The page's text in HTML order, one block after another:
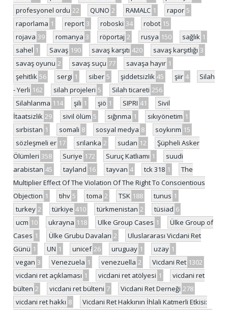
profesyonel ordu 22 QUNO 2 RAMALC 1 rapor 5
raporlama 1 report 3 roboski 34 robot 15
rojava 39 romanya 3 röportaj 2 rusya 150 sağlık 1
sahel 1 Savaş 190 savaş karşıtı 420 savaş karşıtlığı 3
savaş oyunu 2 savaş suçu 77 savaşa hayır 1
şehitlik 56 sergi 1 siber 5 şiddetsizlik 45 şiir 4
Silah
- Yerli 162 silah projeleri 5 Silah ticareti 256
Silahlanma 114 şili 1 şiö 1 SIPRI 41
Sivil
İtaatsizlik 29 sivil ölüm 5 sığınma 1 sıkıyönetim 1
sırbistan 1 somali 8 sosyal medya 8 soykırım 15
sözleşmeli er 17 srilanka 2 sudan 12
Şüpheli Asker
Ölümleri 358 Suriye 172 Suruç Katliamı 1
suudi
arabistan 45 tayland 16 tayvan 4 tck 318 1
The
Multiplier Effect Of The Violation Of The Right To Conscientious
Objection 1 tihv 5 toma 2 TSK 188 tunus 1
turkey 2 türkiye 410 türkmenistan 2 tüsiad 6
ucm 10 ukrayna 118 Ulke Group Cases 1
Ülke Group of
Cases 1 Ülke Grubu Davaları 2
Uluslararası Vicdani Ret
Günü 1 UN 1 unicef 26 uruguay 1 uzay 1
vegan 3 Venezuela 1 venezuella 2 Vicdani Ret 1302
vicdani ret açıklaması 1 vicdani ret atölyesi 1
vicdani ret
bülten 2 vicdani ret bülteni 7 Vicdani Ret Derneği 278
vicdani ret hakkı 8
Vicdani Ret Hakkının İhlali Katmerli Etkisi: